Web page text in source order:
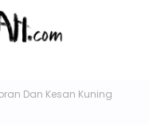
Dan Kesan Kuning